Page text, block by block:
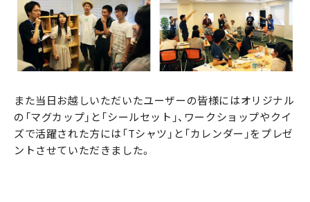
また当日お越しいただいたユーザーの皆様にはオリジナル
の「マグカップ」と「シールセット」、ワークショップやクイ
ズで活躍された方には「Tシャツ」と「カレンダー」をプレゼ
ントさせていただきました。